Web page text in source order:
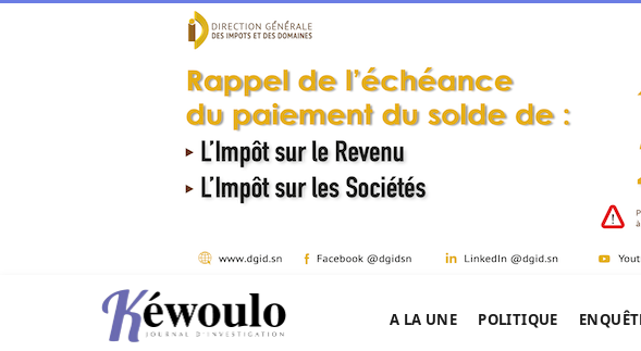
Aller au contenu
A LA UNE POLITIQUE